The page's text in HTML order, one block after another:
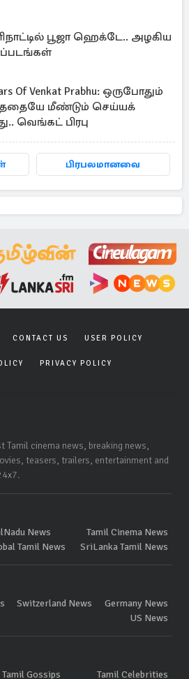
பூஜா ஹெக்டே.. அழகிய
Of Venkat Prabhu: ஒருபோதும்
மீண்டும் செய்யக்
வெங்கட் பிரபு
பிரபலமானவை
CONTACT US USER POLICY
PRIVACY POLICY
Tamil cinema news, breaking news,
teasers, trailers, entertainment and
News
Tamil Cinema News
Tamil News SriLanka Tamil News
Switzerland News
Germany News
US News
Tamil Gossips Tamil Celebrities